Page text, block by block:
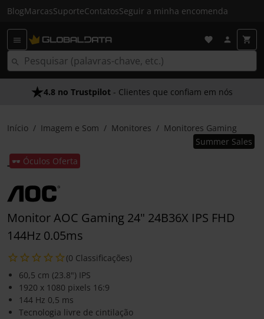
BlogMarcasSuporteContatosSeguir a minha encomenda
4.8 no Trustpilot - Clientes que confiam em nós
Início Imagem e Som Monitores Monitores Gaming
🕶️ Óculos Oferta
Summer Sales
Monitor AOC Gaming 24" 24B36X IPS FHD
144Hz 0.05ms
(0 Classificações)
60,5 cm (23.8") IPS
1920 x 1080 pixels 16:9
144 Hz 0,5 ms
Tecnologia livre de cintilação